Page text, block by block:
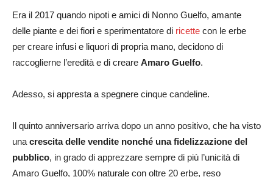
Era il 2017 quando nipoti e amici di Nonno Guelfo, amante
delle piante e dei fiori e sperimentatore di ricette con le erbe
per creare infusi e liquori di propria mano, decidono di
raccoglierne l’eredità e di creare Amaro Guelfo.
Adesso, si appresta a spegnere cinque candeline.
Il quinto anniversario arriva dopo un anno positivo, che ha visto
una crescita delle vendite nonché una fidelizzazione del
pubblico, in grado di apprezzare sempre di più l’unicità di
Amaro Guelfo, 100% naturale con oltre 20 erbe, reso